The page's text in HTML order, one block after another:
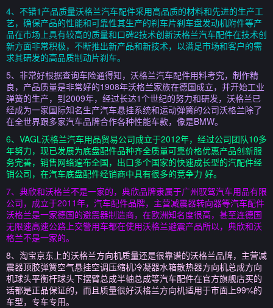
4、不错1产品质量沃格兰汽车配件采用高品质的材料和先进的生产工
艺，确保产品的性能和可靠性其生产的刹车片刹车盘发动机附件等产
品在市场上具有较高的质量和口碑2技术创新沃格兰汽车配件在技术创
新方面非常积极，不断推出新产品和新技术，以满足市场和客户的需
求其研发的高品质制动片刹车。
5、非常好根据查询车险通得知，沃格兰汽车配件用料考究，制作精
良，产品质量是非常好的1908年沃格兰家族在德国成立，并开始工业
弹簧的生产，到2009年，经过长达1个世纪的努力和研发，沃格兰已
经成为一家国际知名生产汽车悬挂系统和运动弹簧的公司沃格兰除了
在全世界跟多家汽车品牌合作各种性能车款，像是BMW。
6、VAGL沃格兰汽车用品贸易公司成立于2012年，经过公司团队10多
年努力，现已发展为底盘配件品种齐全质量可靠价格优惠产品创新服
务完善，销售网络遍布全国，出口多个国家的快速成长型的汽配件经
销公司，在汽车底盘配件经销商中具有很多的竞争力 好。
7、典欣和沃格兰不是一家的，典欣品牌隶属于广州驭驾汽车用品有限
公司，成立于2011年，汽车配件品牌，主营减震器转向器等汽车配件
沃格兰是一家德国的避震器制造商，在欧洲知名度很高，甚至连德国
无限速高速公路上交警用车都在使用沃格兰避震产品所以，典欣和沃
格兰不是一家的。
8、淘宝京东上的沃格兰方向机质量还是很靠谱的沃格兰品牌，主营减
震器顶胶弹簧空气悬挂空调压缩机冷凝器水箱散热器方向机总成方向
机球头平衡杆球头下摆臂总成半轴总成等汽车配件在官方旗舰店买的
话都是正品保证的，而且质量很好沃格兰方向机适用于市面上99%的
车型，专车专用。